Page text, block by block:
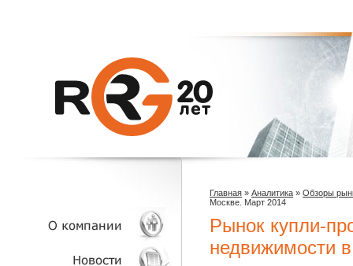
Главная » Аналитика » Обзоры
Москве. Март 2014
Рынок купли-
недвижимости